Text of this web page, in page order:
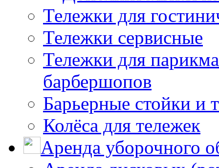
Тележки для
Тележки сервисные
Тележки для
барбершопов
Барьерные стойки и
Колёса для тележек
Аренда уборочного